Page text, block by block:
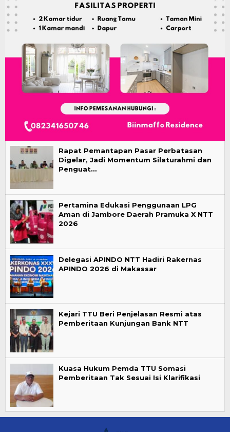
Rapat Pemantapan Pasar Perbatasan
Digelar, Jadi Momentum Silaturahmi dan
Penguat…
Pertamina Edukasi Penggunaan LPG
Aman di Jambore Daerah Pramuka X NTT
2026
Delegasi APINDO NTT Hadiri Rakernas
APINDO 2026 di Makassar
Kejari TTU Beri Penjelasan Resmi atas
Pemberitaan Kunjungan Bank NTT
Kuasa Hukum Pemda TTU Somasi
Pemberitaan Tak Sesuai Isi Klarifikasi